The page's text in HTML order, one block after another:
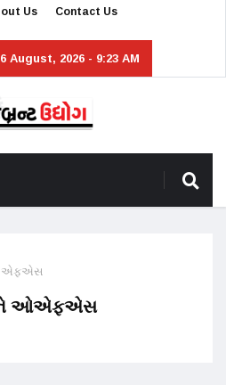
Us Contact Us
August, 2026 - 9:23 AM
ઓએફએસ